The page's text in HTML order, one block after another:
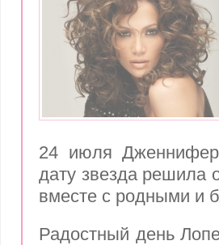
24 июля
дату звезда решила
вместе с родными и
Радостный день